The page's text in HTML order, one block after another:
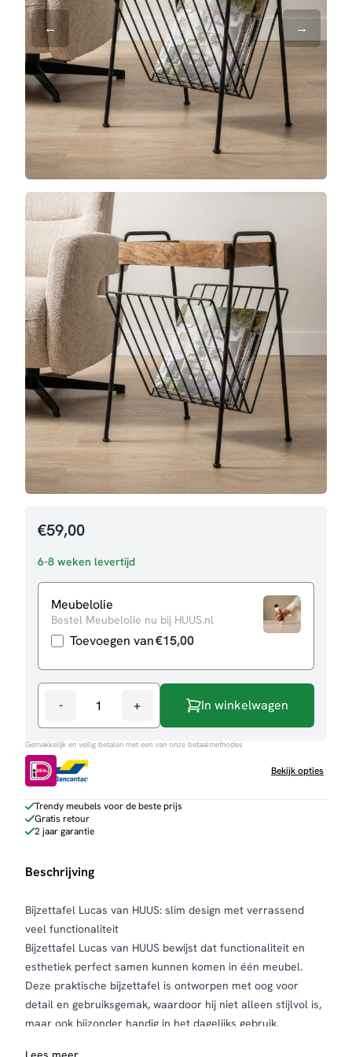
€59,00
6-8 weken levertijd
Meubelolie
Bestel Meubelolie nu bij HUUS.nl
Toevoegen van€15,00
-
Bijzettafel
Lucas
aantal
+ In winkelwagen
Gemakkelijk en veilig betalen met een van onze betaalmethodes
Bekijk opties
Trendy meubels voor de beste prijs
Gratis retour
2 jaar garantie
Beschrijving
Bijzettafel Lucas van HUUS: slim design met verrassend
veel functionaliteit
Bijzettafel Lucas van HUUS bewijst dat functionaliteit en
esthetiek perfect samen kunnen komen in één meubel.
Deze praktische bijzettafel is ontworpen met oog voor
detail en gebruiksgemak, waardoor hij niet alleen stijlvol is,
maar ook bijzonder handig in het dagelijks gebruik.